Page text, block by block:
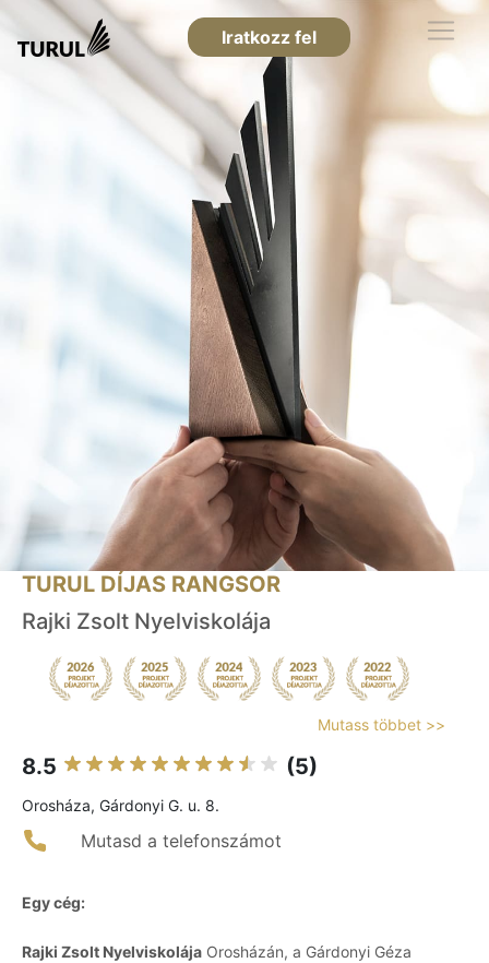
Iratkozz fel
TURUL DÍJAS RANGSOR
Rajki Zsolt Nyelviskolája
Mutass többet >>
8.5 (5)
Orosháza, Gárdonyi G. u. 8.
Mutasd a telefonszámot
Egy cég:
Rajki Zsolt Nyelviskolája Orosházán, a Gárdonyi Géza